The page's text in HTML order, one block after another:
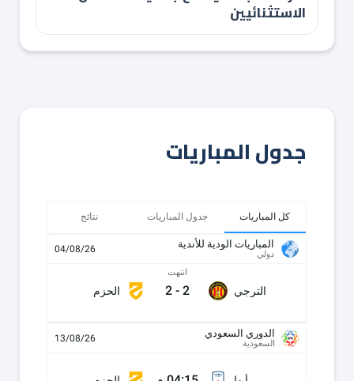
الاستثنائيين
جدول المباريات
كل المباريات جدول المباريات نتائج
المباريات الودية للأندية
دولي 04/08/26
الترجي
انتهت
2
-
2 الحزم
الدوري السعودي
السعودية 13/08/26